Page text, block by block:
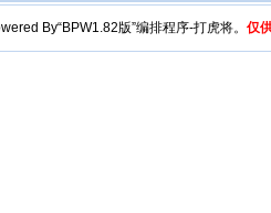
By“BPW1.82版”编排程序-打虎将。 仅